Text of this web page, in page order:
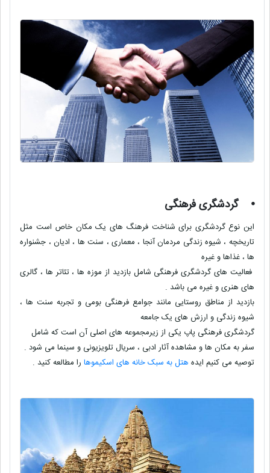
⦁ گردشگری فرهنگی
این نوع گردشگری برای شناخت فرهنگ های یک مکان خاص است مثل
تاریخچه ، شیوه زندگی مردمان آنجا ، معماری ، سنت ها ، ادیان ، جشنواره
ها ، غذاها و غیره
فعالیت های گردشگری فرهنگی شامل بازدید از موزه ها ، تئاتر ها ، گالری
های هنری و غیره می باشد .
بازدید از مناطق روستایی مانند جوامع فرهنگی بومی و تجربه سنت ها ،
شیوه زندگی و ارزش های یک جامعه
گردشگری فرهنگی پاپ یکی از زیرمجموعه های اصلی آن است که شامل
سفر به مکان ها و مشاهده آثار ادبی ، سریال تلویزیونی و سینما می شود .
توصیه می کنیم ایده هتل به سبک خانه های اسکیموها را مطالعه کنید .